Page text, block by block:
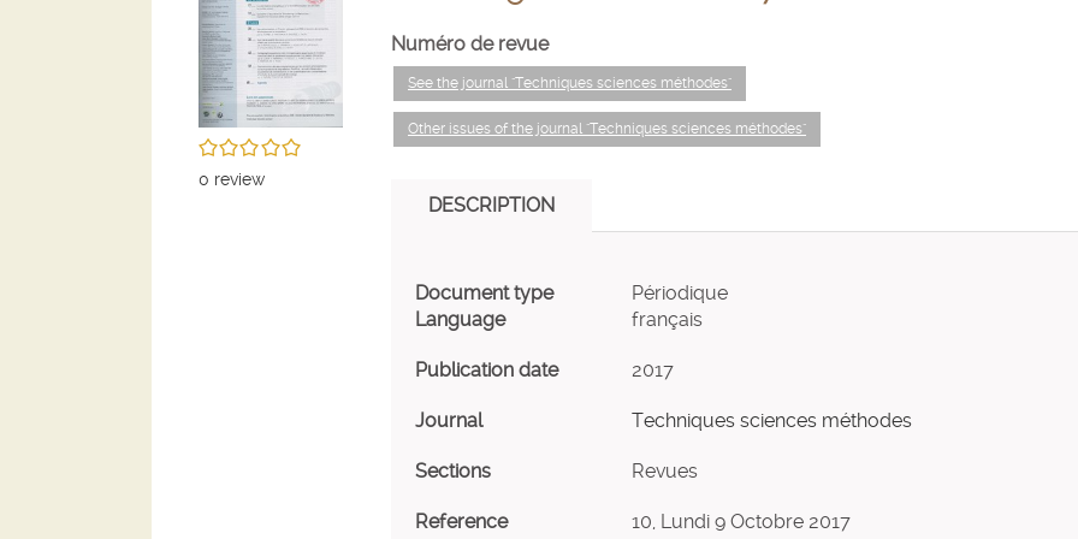
/5
0 review
Numéro de revue
See the journal "Techniques sciences méthodes"
Other issues of the journal "Techniques sciences méthodes"
DESCRIPTION
Document type
Périodique
Language
français
Publication date 2017
Journal Techniques sciences méthodes
Sections Revues
Reference 10, Lundi 9 Octobre 2017